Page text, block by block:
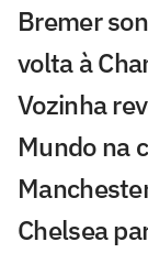
Bremer
volta à
Vozinha
Mundo na
Chelsea